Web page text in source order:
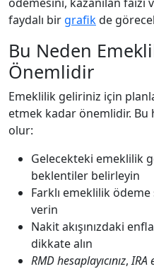
faydalı bir grafikde
Bu Neden
Önemlidir
Emeklilik geliriniz için
etmek kadar önemlidir. Bu
olur:
Gelecekteki emeklilik
beklentiler belirleyin
Farklı emeklilik
verin
Nakit akışınızdaki
dikkate alın
RMD hesaplayıcınız,IRA